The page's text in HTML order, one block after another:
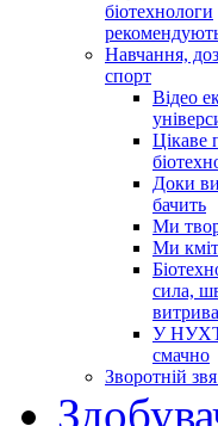
біотехнологи
Навчання,
спорт
Відео
Цікаве
Доки
бачить
Ми
Ми
сила,
У
смачно
Зворотній